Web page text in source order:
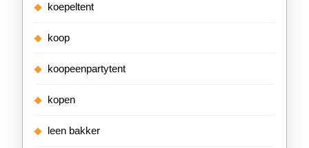
koepeltent
koop
koopeenpartytent
kopen
leen bakker